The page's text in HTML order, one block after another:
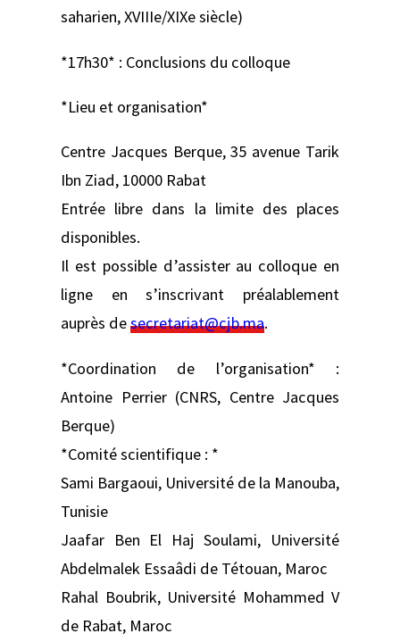
saharien, XVIIIe/XIXe siècle)
*17h30* : Conclusions du colloque
*Lieu et organisation*
Centre Jacques Berque, 35 avenue Tarik
Ibn Ziad, 10000 Rabat
Entrée libre dans la limite des places
disponibles.
Il est possible d’assister au colloque en
ligne en s’inscrivant préalablement
auprès desecretariat@cjb.ma.
*Coordination de l’organisation* :
Antoine Perrier (CNRS, Centre Jacques
Berque)
*Comité scientifique : *
Sami Bargaoui, Université de la Manouba,
Tunisie
Jaafar Ben El Haj Soulami, Université
Abdelmalek Essaâdi de Tétouan, Maroc
Rahal Boubrik, Université Mohammed V
de Rabat, Maroc